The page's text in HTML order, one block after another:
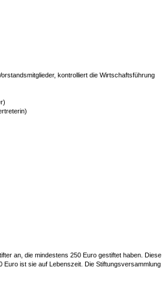
kontrolliert die Wirtschaftsführung
an, die mindestens 250 Euro gestiftet haben. Diese
Euro ist sie auf Lebenszeit. Die Stiftungsversammlung